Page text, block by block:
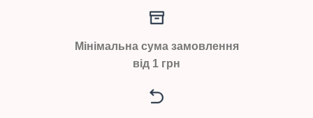
Мінімальна сума замовлення
від 1 грн